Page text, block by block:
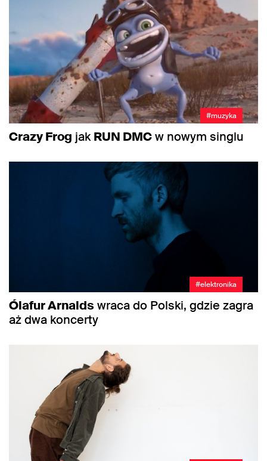
#muzyka
Crazy Frog jakRUN DMCw nowym singlu
#elektronika
Ólafur Arnalds wraca do Polski, gdzie zagra
aż dwa koncerty